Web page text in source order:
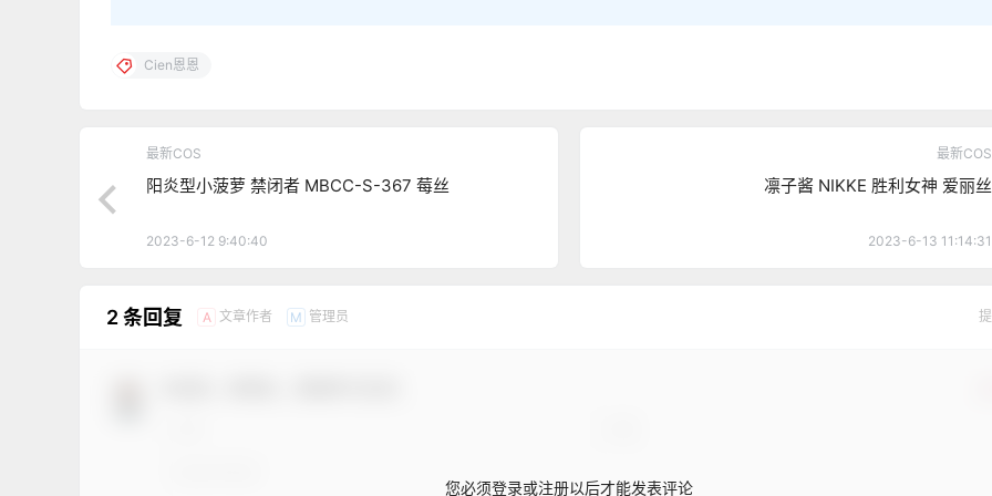
Cien恩恩
最新COS
阳炎型小菠萝 禁闭者 MBCC-S-367 莓丝
2023-6-12 9:40:40
最新COS
凛子酱 NIKKE 胜利女神 爱丽丝
2023-6-13 11:14:31
2 条回复 A 文章作者 M 管理员
您必须登录或注册以后才能发表评论